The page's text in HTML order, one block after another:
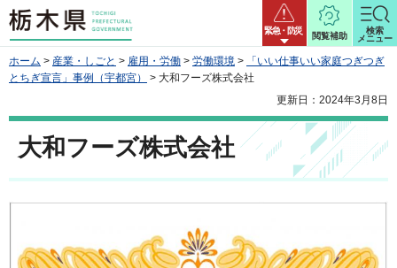
栃木県 緊急・防災
閲覧補助
検索
メニュー
ホーム > 産業・しごと > 雇用・労働 > 労働環境 >
「いい仕事いい家庭つぎつぎ
とちぎ宣言」事例（宇都宮）
> 大和フーズ株式会社
更新日：2024年3月8日
大和フーズ株式会社